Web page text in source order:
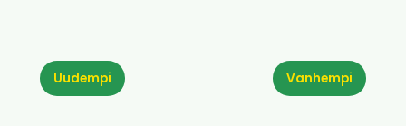
Vanhempi
Uudempi